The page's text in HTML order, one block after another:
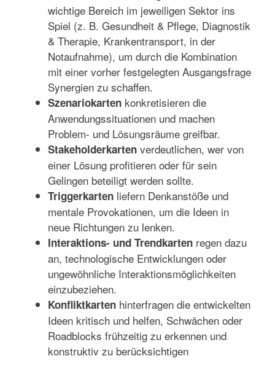
wichtige Bereich im jeweiligen Sektor ins
Spiel (z. B. Gesundheit & Pflege, Diagnostik
& Therapie, Krankentransport, in der
Notaufnahme), um durch die Kombination
mit einer vorher festgelegten Ausgangsfrage
Synergien zu schaffen.
Szenariokarten konkretisieren die
Anwendungssituationen und machen
Problem- und Lösungsräume greifbar.
Stakeholderkarten verdeutlichen, wer von
einer Lösung profitieren oder für sein
Gelingen beteiligt werden sollte.
Triggerkarten liefern Denkanstöße und
mentale Provokationen, um die Ideen in
neue Richtungen zu lenken.
Interaktions- und Trendkarten regen dazu
an, technologische Entwicklungen oder
ungewöhnliche Interaktionsmöglichkeiten
einzubeziehen.
Konfliktkarten hinterfragen die entwickelten
Ideen kritisch und helfen, Schwächen oder
Roadblocks frühzeitig zu erkennen und
konstruktiv zu berücksichtigen